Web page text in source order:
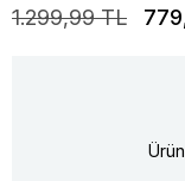
1.299,99 TL